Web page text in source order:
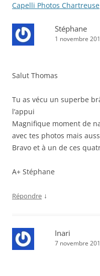
Capelli Photos Chartreuse
Stéphane
1 novembre
Salut Thomas
Tu as vécu un superbe
l’appui
Magnifique moment de
avec tes photos mais
Bravo et à un de ces
A+ Stéphane
Répondre ↓
Inari
7 novembre